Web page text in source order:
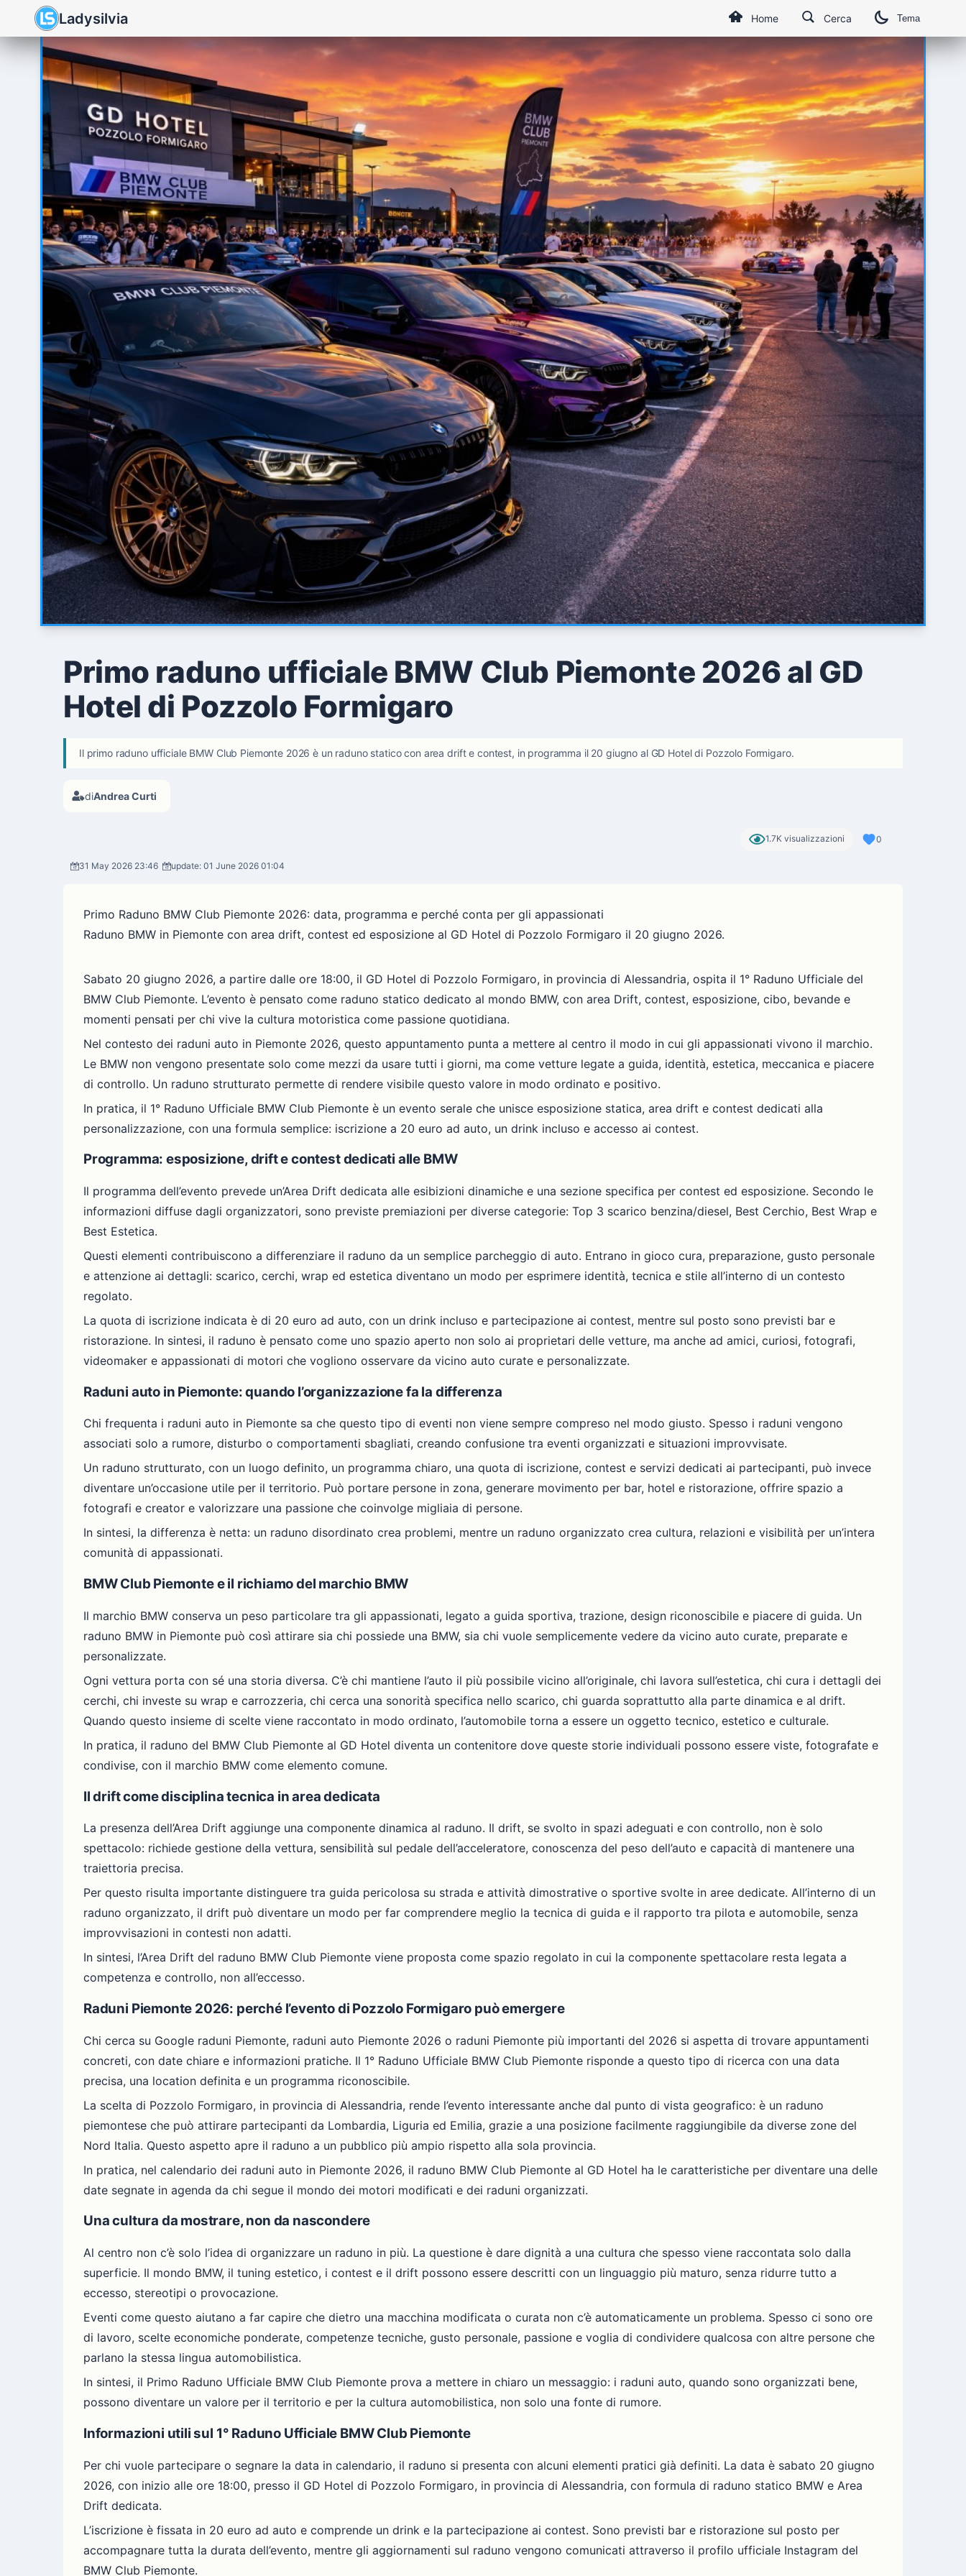
Ladysilvia Home Cerca Tema
Primo raduno ufficiale BMW Club Piemonte 2026 al GD
Hotel di Pozzolo Formigaro
Il primo raduno ufficiale BMW Club Piemonte 2026 è un raduno statico con area drift e contest, in programma il 20 giugno al GD Hotel di Pozzolo Formigaro.
diAndrea Curti
1.7K visualizzazioni 0
31 May 2026 23:46 update: 01 June 2026 01:04
Primo Raduno BMW Club Piemonte 2026: data, programma e perché conta per gli appassionati
Raduno BMW in Piemonte con area drift, contest ed esposizione al GD Hotel di Pozzolo Formigaro il 20 giugno 2026.
Sabato 20 giugno 2026, a partire dalle ore 18:00, il GD Hotel di Pozzolo Formigaro, in provincia di Alessandria, ospita il 1° Raduno Ufficiale del
BMW Club Piemonte. L’evento è pensato come raduno statico dedicato al mondo BMW, con area Drift, contest, esposizione, cibo, bevande e
momenti pensati per chi vive la cultura motoristica come passione quotidiana.
Nel contesto dei raduni auto in Piemonte 2026, questo appuntamento punta a mettere al centro il modo in cui gli appassionati vivono il marchio.
Le BMW non vengono presentate solo come mezzi da usare tutti i giorni, ma come vetture legate a guida, identità, estetica, meccanica e piacere
di controllo. Un raduno strutturato permette di rendere visibile questo valore in modo ordinato e positivo.
In pratica, il 1° Raduno Ufficiale BMW Club Piemonte è un evento serale che unisce esposizione statica, area drift e contest dedicati alla
personalizzazione, con una formula semplice: iscrizione a 20 euro ad auto, un drink incluso e accesso ai contest.
Programma: esposizione, drift e contest dedicati alle BMW
Il programma dell’evento prevede un’Area Drift dedicata alle esibizioni dinamiche e una sezione specifica per contest ed esposizione. Secondo le
informazioni diffuse dagli organizzatori, sono previste premiazioni per diverse categorie: Top 3 scarico benzina/diesel, Best Cerchio, Best Wrap e
Best Estetica.
Questi elementi contribuiscono a differenziare il raduno da un semplice parcheggio di auto. Entrano in gioco cura, preparazione, gusto personale
e attenzione ai dettagli: scarico, cerchi, wrap ed estetica diventano un modo per esprimere identità, tecnica e stile all’interno di un contesto
regolato.
La quota di iscrizione indicata è di 20 euro ad auto, con un drink incluso e partecipazione ai contest, mentre sul posto sono previsti bar e
ristorazione. In sintesi, il raduno è pensato come uno spazio aperto non solo ai proprietari delle vetture, ma anche ad amici, curiosi, fotografi,
videomaker e appassionati di motori che vogliono osservare da vicino auto curate e personalizzate.
Raduni auto in Piemonte: quando l’organizzazione fa la differenza
Chi frequenta i raduni auto in Piemonte sa che questo tipo di eventi non viene sempre compreso nel modo giusto. Spesso i raduni vengono
associati solo a rumore, disturbo o comportamenti sbagliati, creando confusione tra eventi organizzati e situazioni improvvisate.
Un raduno strutturato, con un luogo definito, un programma chiaro, una quota di iscrizione, contest e servizi dedicati ai partecipanti, può invece
diventare un’occasione utile per il territorio. Può portare persone in zona, generare movimento per bar, hotel e ristorazione, offrire spazio a
fotografi e creator e valorizzare una passione che coinvolge migliaia di persone.
In sintesi, la differenza è netta: un raduno disordinato crea problemi, mentre un raduno organizzato crea cultura, relazioni e visibilità per un’intera
comunità di appassionati.
BMW Club Piemonte e il richiamo del marchio BMW
Il marchio BMW conserva un peso particolare tra gli appassionati, legato a guida sportiva, trazione, design riconoscibile e piacere di guida. Un
raduno BMW in Piemonte può così attirare sia chi possiede una BMW, sia chi vuole semplicemente vedere da vicino auto curate, preparate e
personalizzate.
Ogni vettura porta con sé una storia diversa. C’è chi mantiene l’auto il più possibile vicino all’originale, chi lavora sull’estetica, chi cura i dettagli dei
cerchi, chi investe su wrap e carrozzeria, chi cerca una sonorità specifica nello scarico, chi guarda soprattutto alla parte dinamica e al drift.
Quando questo insieme di scelte viene raccontato in modo ordinato, l’automobile torna a essere un oggetto tecnico, estetico e culturale.
In pratica, il raduno del BMW Club Piemonte al GD Hotel diventa un contenitore dove queste storie individuali possono essere viste, fotografate e
condivise, con il marchio BMW come elemento comune.
Il drift come disciplina tecnica in area dedicata
La presenza dell’Area Drift aggiunge una componente dinamica al raduno. Il drift, se svolto in spazi adeguati e con controllo, non è solo
spettacolo: richiede gestione della vettura, sensibilità sul pedale dell’acceleratore, conoscenza del peso dell’auto e capacità di mantenere una
traiettoria precisa.
Per questo risulta importante distinguere tra guida pericolosa su strada e attività dimostrative o sportive svolte in aree dedicate. All’interno di un
raduno organizzato, il drift può diventare un modo per far comprendere meglio la tecnica di guida e il rapporto tra pilota e automobile, senza
improvvisazioni in contesti non adatti.
In sintesi, l’Area Drift del raduno BMW Club Piemonte viene proposta come spazio regolato in cui la componente spettacolare resta legata a
competenza e controllo, non all’eccesso.
Raduni Piemonte 2026: perché l’evento di Pozzolo Formigaro può emergere
Chi cerca su Google raduni Piemonte, raduni auto Piemonte 2026 o raduni Piemonte più importanti del 2026 si aspetta di trovare appuntamenti
concreti, con date chiare e informazioni pratiche. Il 1° Raduno Ufficiale BMW Club Piemonte risponde a questo tipo di ricerca con una data
precisa, una location definita e un programma riconoscibile.
La scelta di Pozzolo Formigaro, in provincia di Alessandria, rende l’evento interessante anche dal punto di vista geografico: è un raduno
piemontese che può attirare partecipanti da Lombardia, Liguria ed Emilia, grazie a una posizione facilmente raggiungibile da diverse zone del
Nord Italia. Questo aspetto apre il raduno a un pubblico più ampio rispetto alla sola provincia.
In pratica, nel calendario dei raduni auto in Piemonte 2026, il raduno BMW Club Piemonte al GD Hotel ha le caratteristiche per diventare una delle
date segnate in agenda da chi segue il mondo dei motori modificati e dei raduni organizzati.
Una cultura da mostrare, non da nascondere
Al centro non c’è solo l’idea di organizzare un raduno in più. La questione è dare dignità a una cultura che spesso viene raccontata solo dalla
superficie. Il mondo BMW, il tuning estetico, i contest e il drift possono essere descritti con un linguaggio più maturo, senza ridurre tutto a
eccesso, stereotipi o provocazione.
Eventi come questo aiutano a far capire che dietro una macchina modificata o curata non c’è automaticamente un problema. Spesso ci sono ore
di lavoro, scelte economiche ponderate, competenze tecniche, gusto personale, passione e voglia di condividere qualcosa con altre persone che
parlano la stessa lingua automobilistica.
In sintesi, il Primo Raduno Ufficiale BMW Club Piemonte prova a mettere in chiaro un messaggio: i raduni auto, quando sono organizzati bene,
possono diventare un valore per il territorio e per la cultura automobilistica, non solo una fonte di rumore.
Informazioni utili sul 1° Raduno Ufficiale BMW Club Piemonte
Per chi vuole partecipare o segnare la data in calendario, il raduno si presenta con alcuni elementi pratici già definiti. La data è sabato 20 giugno
2026, con inizio alle ore 18:00, presso il GD Hotel di Pozzolo Formigaro, in provincia di Alessandria, con formula di raduno statico BMW e Area
Drift dedicata.
L’iscrizione è fissata in 20 euro ad auto e comprende un drink e la partecipazione ai contest. Sono previsti bar e ristorazione sul posto per
accompagnare tutta la durata dell’evento, mentre gli aggiornamenti sul raduno vengono comunicati attraverso il profilo ufficiale Instagram del
BMW Club Piemonte.